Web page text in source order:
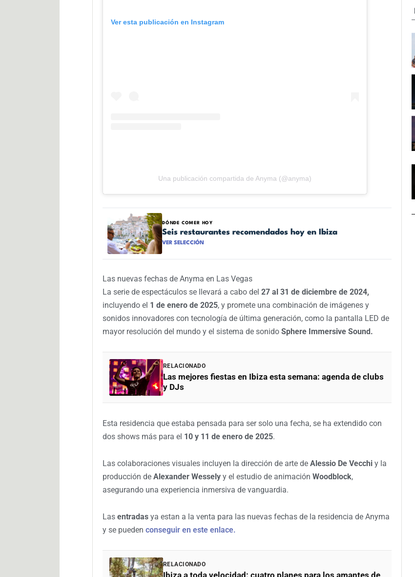
Ver esta publicación en Instagram
Una publicación compartida de Anyma (@anyma)
DÓNDE COMER HOY
Seis restaurantes recomendados hoy en Ibiza
VER SELECCIÓN
Las nuevas fechas de Anyma en Las Vegas
La serie de espectáculos se llevará a cabo del 27 al 31 de diciembre de 2024,
incluyendo el 1 de enero de 2025, y promete una combinación de imágenes y
sonidos innovadores con tecnología de última generación, como la pantalla LED de
mayor resolución del mundo y el sistema de sonido Sphere Immersive Sound.
RELACIONADO
Las mejores fiestas en Ibiza esta semana: agenda de clubs
y DJs
Esta residencia que estaba pensada para ser solo una fecha, se ha extendido con
dos shows más para el 10 y 11 de enero de 2025.
Las colaboraciones visuales incluyen la dirección de arte de Alessio De Vecchi y la
producción de Alexander Wessely y el estudio de animación Woodblock,
asegurando una experiencia inmersiva de vanguardia.
Las entradas ya estan a la venta para las nuevas fechas de la residencia de Anyma
y se pueden conseguir en este enlace.
RELACIONADO
Ibiza a toda velocidad: cuatro planes para los amantes de